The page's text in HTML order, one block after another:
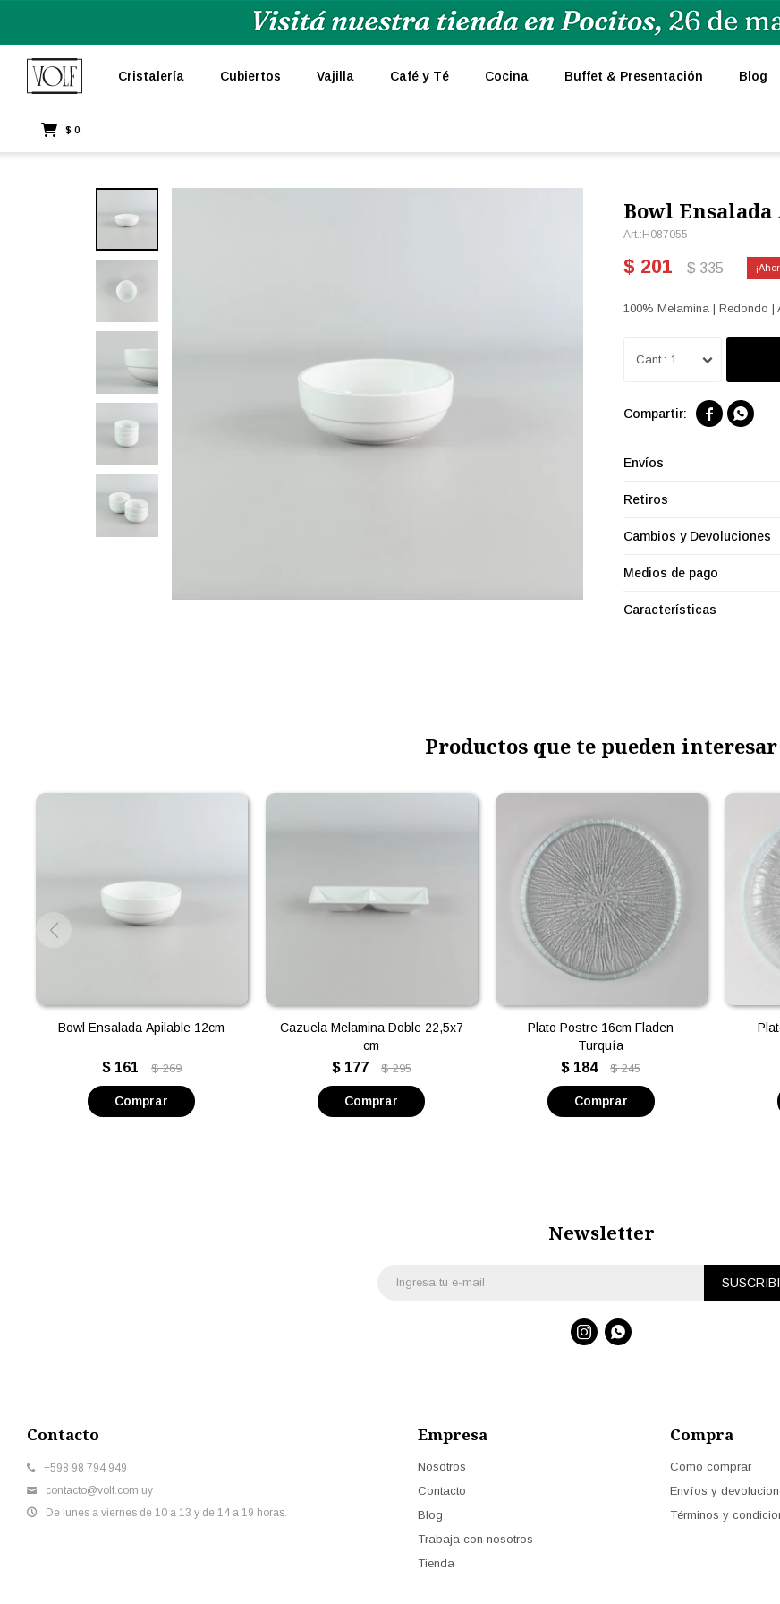
Cristalería Cubiertos Vajilla Café y Té Cocina Buffet & Presentación Blog
$ 0
Bowl
H087055
$ 201 $ 335
100% Melamina | Redondo
1
 
Envíos
Retiros
Cambios y Devoluciones
Medios de pago
Características
Productos que te pueden interesar
Bowl Ensalada Apilable 12cm
$ 161 $ 269
Cazuela Melamina Doble 22,5x7
cm
$ 177 $ 295
Plato Postre 16cm Fladen
Turquía
$ 184 $ 245
Contacto
+598 98 794 949
contacto@volf.com.uy
De lunes a viernes de 10 a 13 y de 14 a 19 horas.
Empresa
Nosotros
Contacto
Blog
Trabaja con nosotros
Tienda
Compra
Como comprar
Envíos y
Términos y
Newsletter
 